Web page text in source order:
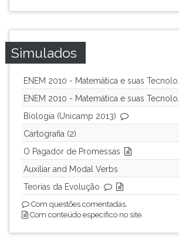
Simulados
ENEM 2010 - Matemática e suas Tecnolo...
ENEM 2010 - Matemática e suas Tecnolo...
Biologia (Unicamp 2013)
Cartografia (2)
O Pagador de Promessas
Auxiliar and Modal Verbs
Teorias da Evolução
Com questões comentadas.
Com conteúdo específico no site.